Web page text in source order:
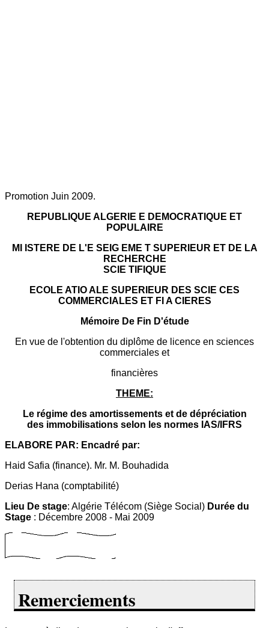
Promotion Juin 2009.
REPUBLIQUE ALGERIE E DEMOCRATIQUE ET
POPULAIRE
MI ISTERE DE L'E SEIG EME T SUPERIEUR ET DE LA
RECHERCHE
SCIE TIFIQUE
ECOLE ATIO ALE SUPERIEUR DES SCIE CES
COMMERCIALES ET FI A CIERES
Mémoire De Fin D'étude
En vue de l'obtention du diplôme de licence en sciences
commerciales et
financières
THEME:
Le régime des amortissements et de dépréciation
des immobilisations selon les normes IAS/IFRS
ELABORE PAR: Encadré par:
Haid Safia (finance). Mr. M. Bouhadida
Derias Hana (comptabilité)
Lieu De stage: Algérie Télécom (Siège Social) Durée du
Stage : Décembre 2008 - Mai 2009
Remerciements